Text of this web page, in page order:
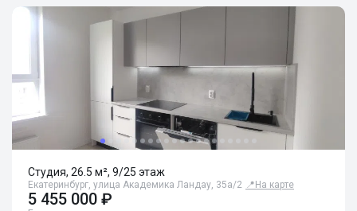
Студия, 26.5 м², 9/25 этаж
Екатеринбург, улица Академика Ландау, 35а/2 📍 На карте
5 455 000 ₽